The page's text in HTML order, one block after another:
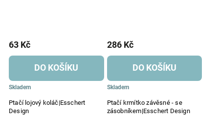
Ptačí lojový koláč|Esschert
Design
Skladem
63 Kč
DO KOŠÍKU
Ptačí krmítko závěsné - se
zásobníkem|Esschert Design
Skladem
286 Kč
DO KOŠÍKU